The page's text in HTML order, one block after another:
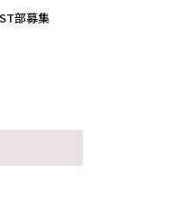
部募集